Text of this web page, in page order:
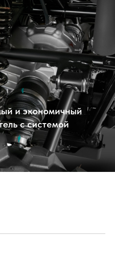
и экономичный
с системой